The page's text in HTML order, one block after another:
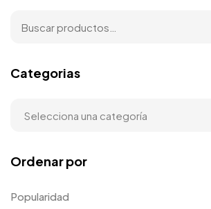
Categorias
Ordenar por
Popularidad